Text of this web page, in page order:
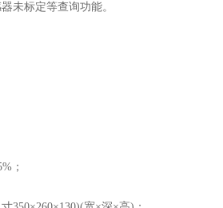
未标定等查询功能。
；